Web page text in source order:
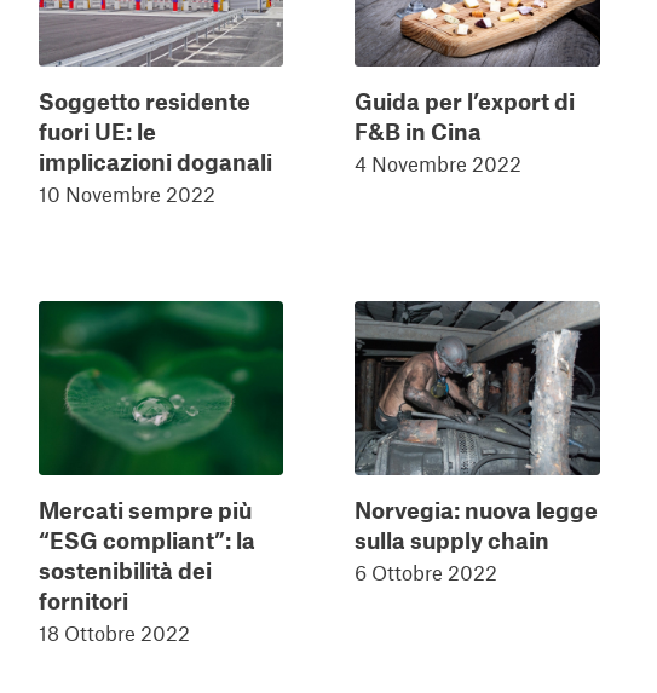
Soggetto residente
fuori UE: le
implicazioni doganali
10 Novembre 2022
Guida per l’export di
F&B in Cina
4 Novembre 2022
Mercati sempre più
“ESG compliant”: la
sostenibilità dei
fornitori
18 Ottobre 2022
Norvegia: nuova legge
sulla supply chain
6 Ottobre 2022